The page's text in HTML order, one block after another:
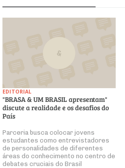
EDITORIAL
"BRASA & UM BRASIL apresentam"
discute a realidade e os desafios do
País
Parceria busca colocar jovens
estudantes como entrevistadores
de personalidades de diferentes
áreas do conhecimento no centro de
debates cruciais do Brasil